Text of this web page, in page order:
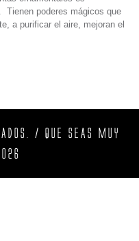
Tienen poderes mágicos que
a purificar el aire, mejoran el
/ QUE SEAS MUY